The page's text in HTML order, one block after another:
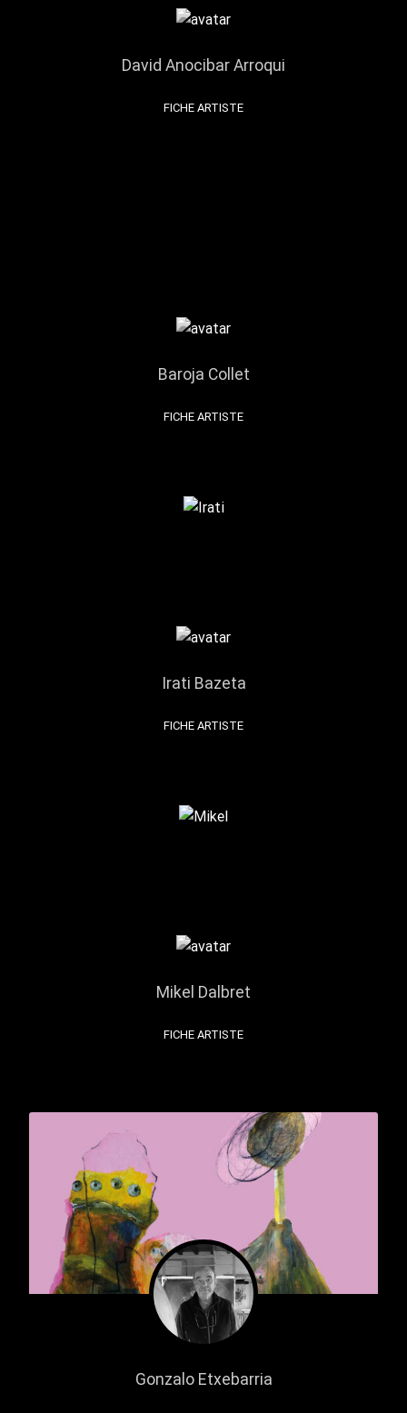
David Anocibar Arroqui
FICHE ARTISTE
Baroja Collet
FICHE ARTISTE
Irati Bazeta
FICHE ARTISTE
Mikel Dalbret
FICHE ARTISTE
Gonzalo Etxebarria